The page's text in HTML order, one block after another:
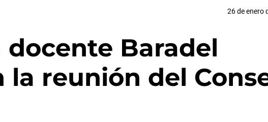
26 de enero
Baradel
la reunión del